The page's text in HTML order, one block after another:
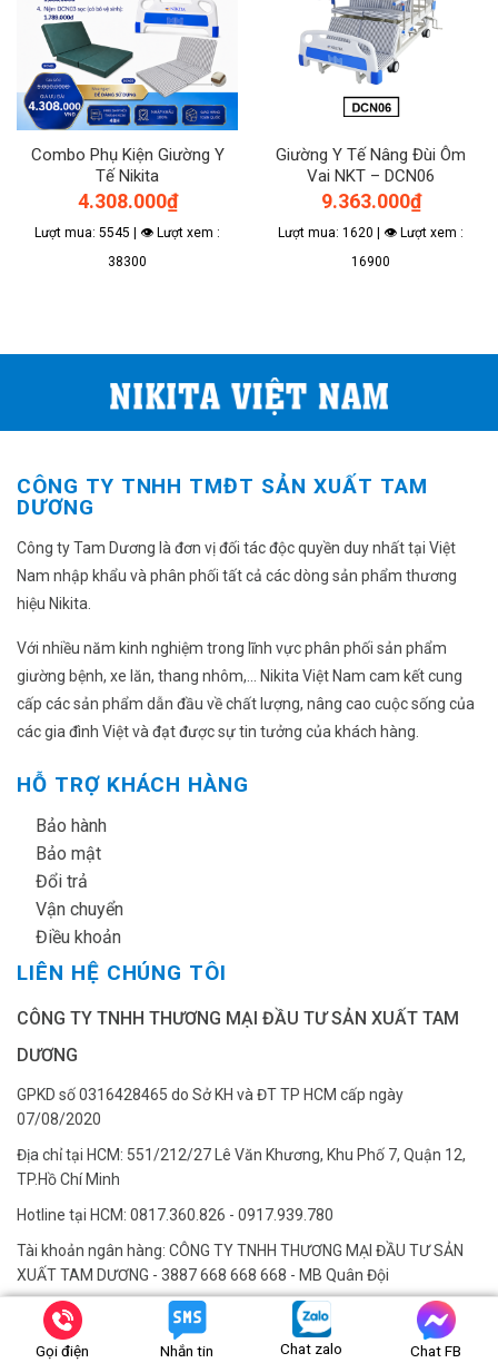
Combo Phụ Kiện Giường Y
Tế Nikita
4.308.000₫
Lượt mua: 5545 | 👁 Lượt xem :
38300
Giường Y Tế Nâng Đùi Ôm
Vai NKT – DCN06
9.363.000₫
Lượt mua: 1620 | 👁 Lượt xem :
16900
CÔNG TY TNHH TMĐT SẢN XUẤT TAM
DƯƠNG
Công ty Tam Dương là đơn vị đối tác độc quyền duy nhất tại Việt
Nam nhập khẩu và phân phối tất cả các dòng sản phẩm thương
hiệu Nikita.
Với nhiều năm kinh nghiệm trong lĩnh vực phân phối sản phẩm
giường bệnh, xe lăn, thang nhôm,... Nikita Việt Nam cam kết cung
cấp các sản phẩm dẫn đầu về chất lượng, nâng cao cuộc sống của
các gia đình Việt và đạt được sự tin tưởng của khách hàng.
HỖ TRỢ KHÁCH HÀNG
Bảo hành
Bảo mật
Đổi trả
Vận chuyển
Điều khoản
LIÊN HỆ CHÚNG TÔI
CÔNG TY TNHH THƯƠNG MẠI ĐẦU TƯ SẢN XUẤT TAM
DƯƠNG
GPKD số 0316428465 do Sở KH và ĐT TP HCM cấp ngày
07/08/2020
Địa chỉ tại HCM: 551/212/27 Lê Văn Khương, Khu Phố 7, Quận 12,
TP.Hồ Chí Minh
Hotline tại HCM: 0817.360.826 - 0917.939.780
Tài khoản ngân hàng: CÔNG TY TNHH THƯƠNG MẠI ĐẦU TƯ SẢN
XUẤT TAM DƯƠNG - 3887 668 668 668 - MB Quân Đội
Địa chỉ tại Hà Nội: Kho Thang NIKITA, KM2, Đường Phan Trọng Tuệ,
Tam Hiệp, Huyện Thanh Trì, Hà Nội (cạnh kho đá Tùng Phương)
Gọi điện Nhắn tin Chat zalo Chat FB